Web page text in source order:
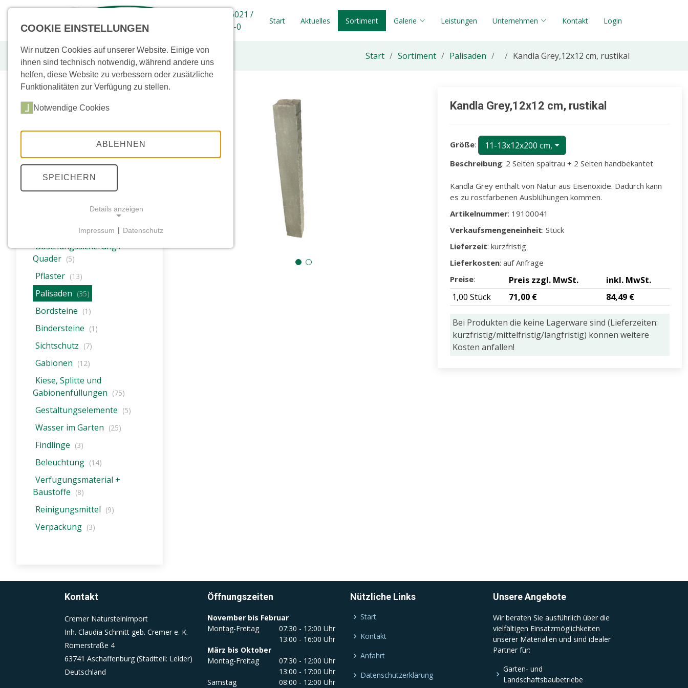
+49 (0) 6021 /
439555-0
Start Aktuelles Sortiment Galerie Leistungen Unternehmen Kontakt Login
Kandla Grey,12x12 cm, rustikal Start Sortiment Palisaden Kandla Grey,12x12 cm, rustikal
Sortiment(Neu/
(33)
Sockel (3)
Keramik (72)
Poolplatten (3)
(26)
Böschungssicherung /
Quader (5)
Pflaster (13)
Palisaden (35)
Bordsteine (1)
Bindersteine (1)
Sichtschutz (7)
Gabionen (12)
Kiese, Splitte und
Gabionenfüllungen (75)
Gestaltungselemente (5)
Wasser im Garten (25)
Findlinge (3)
Beleuchtung (14)
Verfugungsmaterial +
Baustoffe (8)
Reinigungsmittel (9)
Verpackung (3)
Kandla Grey,12x12 cm, rustikal
Größe: 11-13x12x200 cm,
Beschreibung: 2 Seiten spaltrau + 2 Seiten handbekantet
Kandla Grey enthält von Natur aus Eisenoxide. Dadurch kann
es zu rostfarbenen Ausblühungen kommen.
Artikelnummer: 19100041
Verkaufsmengeneinheit: Stück
Lieferzeit: kurzfristig
Lieferkosten: auf Anfrage
Preise: Preis zzgl. MwSt.
inkl. MwSt.
1,00 Stück
71,00 € 84,49 €
Bei Produkten die keine Lagerware sind (Lieferzeiten:
kurzfristig/mittelfristig/langfristig) können weitere
Kosten anfallen!
Kontakt
Cremer Natursteinimport
Inh. Claudia Schmitt geb. Cremer e. K.
Römerstraße 4
63741 Aschaffenburg (Stadtteil: Leider)
Deutschland
Öffnungszeiten
November bis Februar
Montag-Freitag
07:30 - 12:00 Uhr
13:00 - 16:00 Uhr
März bis Oktober
Montag-Freitag
07:30 - 12:00 Uhr
13:00 - 17:00 Uhr
Samstag
08:00 - 12:00 Uhr
Nützliche Links
Start
Kontakt
Anfahrt
Datenschutzerklärung
Unsere Angebote
Wir beraten Sie ausführlich über die
vielfältigen Einsatzmöglichkeiten
unserer Materialien und sind idealer
Partner für:
Garten- und
Landschaftsbaubetriebe
COOKIE EINSTELLUNGEN
Wir nutzen Cookies auf unserer Website. Einige von
ihnen sind technisch notwendig, während andere uns
helfen, diese Website zu verbessern oder zusätzliche
Funktionalitäten zur Verfügung zu stellen.
Notwendige Cookies
ABLEHNEN
SPEICHERN
Details anzeigen
Notwendige Cookies ermöglichen grundlegende
der Website erforderlich.
CMS (Content Management System)
TYPO3
fe_typo_user
Zweck:
Wird für die unverwechselbare
Identifizierung eines Anwenders
gesetzt. Es bietet dem Anwender
bessere Bedienerführung, z.B. bei
Laufzeit:
Dieser Cookie wird beim Schließen
(Sitzungscookie)
Einverständnis-Cookie
Name:
Optionen des Benutzers
Impressum | Datenschutz